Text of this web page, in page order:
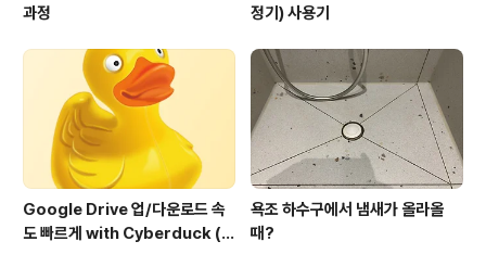
과정
정기) 사용기
Google Drive 업/다운로드 속
도 빠르게 with Cyberduck (구
욕조 하수구에서 냄새가 올라올
때?